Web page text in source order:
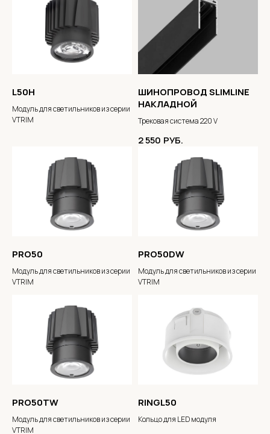
L50H
Модуль для светильников из серии
VTRIM
ШИНОПРОВОД SLIMLINE
НАКЛАДНОЙ
Трековая система 220 V
2 550 РУБ.
PRO50
Модуль для светильников из серии
VTRIM
PRO50DW
Модуль для светильников из серии
VTRIM
PRO50TW
Модуль для светильников из серии
VTRIM
RINGL50
Кольцо для LED модуля